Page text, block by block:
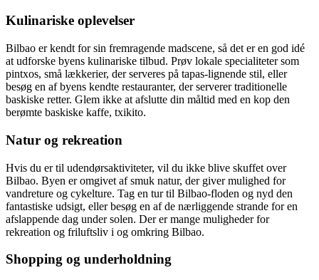
Kulinariske oplevelser
Bilbao er kendt for sin fremragende madscene, så det er en god idé
at udforske byens kulinariske tilbud. Prøv lokale specialiteter som
pintxos, små lækkerier, der serveres på tapas-lignende stil, eller
besøg en af byens kendte restauranter, der serverer traditionelle
baskiske retter. Glem ikke at afslutte din måltid med en kop den
berømte baskiske kaffe, txikito.
Natur og rekreation
Hvis du er til udendørsaktiviteter, vil du ikke blive skuffet over
Bilbao. Byen er omgivet af smuk natur, der giver mulighed for
vandreture og cykelture. Tag en tur til Bilbao-floden og nyd den
fantastiske udsigt, eller besøg en af de nærliggende strande for en
afslappende dag under solen. Der er mange muligheder for
rekreation og friluftsliv i og omkring Bilbao.
Shopping og underholdning